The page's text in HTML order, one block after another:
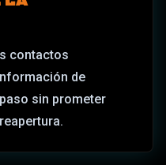
contactos
de
sin prometer